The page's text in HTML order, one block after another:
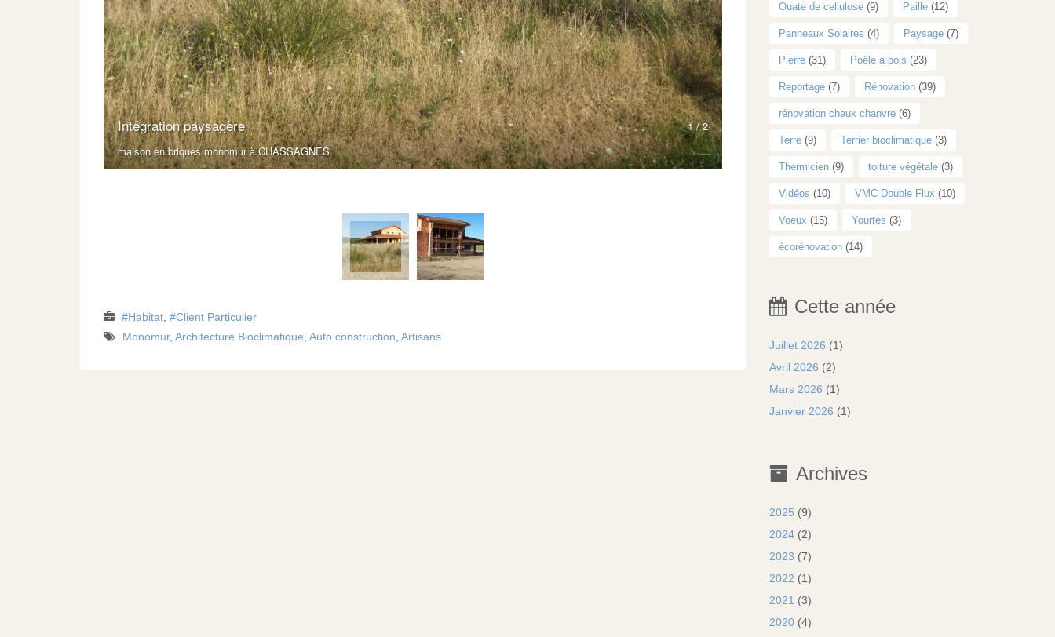
Habitat
Client Particulier
Monomur, Architecture Bioclimatique Auto construction Artisans
Ouate de cellulose(9) Paille(12)
Panneaux Solaires (4) Paysage(7)
Pierre(31) Poêle à bois (23)
Reportage(7) Rénovation(39)
rénovation chaux chanvre(6)
Terre(9) Terrier bioclimatique(3)
Thermicien(9) toiture végétale(3)
Vidéos (10) VMC Double Flux (10)
Voeux (15) Yourtes (3)
écorénovation(14)
Cette année
Juillet 2026 (1)
Avril 2026 (2)
Mars 2026 (1)
Janvier 2026 (1)
Archives
2025 (9)
2024(2)
2023 (7)
2022 (1)
2021 (3)
2020(4)